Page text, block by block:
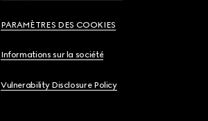
PARAMÈTRES DES COOKIES
Informations sur la société
Vulnerability Disclosure Policy